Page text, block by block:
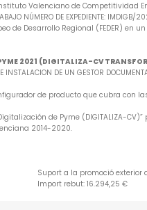
Valenciano de Competitividad
NÚMERO DE
de Desarrollo Regional (FEDER) en
2021 (DIGITALIZA-CV
E INSTALACION DE UN GESTOR
de producto que cubra
de Pyme (DIGITALIZA-
2014-2020.
Suport a la promoció
Import rebut: 16.294,25 €